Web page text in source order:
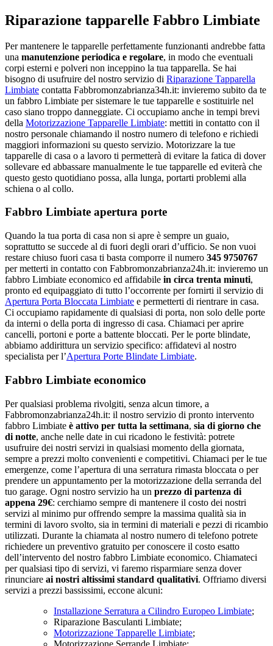
Riparazione tapparelle Fabbro Limbiate
Per mantenere le tapparelle perfettamente funzionanti andrebbe fatta
una manutenzione periodica e regolare, in modo che eventuali
corpi esterni e polveri non inceppino la tua tapparella. Se hai
bisogno di usufruire del nostro servizio di Riparazione Tapparella
Limbiate contatta Fabbromonzabrianza34h.it: invieremo subito da te
un fabbro Limbiate per sistemare le tue tapparelle e sostituirle nel
caso siano troppo danneggiate. Ci occupiamo anche in tempi brevi
della Motorizzazione Tapparelle Limbiate: mettiti in contatto con il
nostro personale chiamando il nostro numero di telefono e richiedi
maggiori informazioni su questo servizio. Motorizzare la tue
tapparelle di casa o a lavoro ti permetterà di evitare la fatica di dover
sollevare ed abbassare manualmente le tue tapparelle ed eviterà che
questo gesto quotidiano possa, alla lunga, portarti problemi alla
schiena o al collo.
Fabbro Limbiate apertura porte
Quando la tua porta di casa non si apre è sempre un guaio,
soprattutto se succede al di fuori degli orari d’ufficio. Se non vuoi
restare chiuso fuori casa ti basta comporre il numero 345 9750767
per metterti in contatto con Fabbromonzabrianza24h.it: invieremo un
fabbro Limbiate economico ed affidabile in circa trenta minuti,
pronto ed equipaggiato di tutto l’occorrente per fornirti il servizio di
Apertura Porta Bloccata Limbiate e permetterti di rientrare in casa.
Ci occupiamo rapidamente di qualsiasi di porta, non solo delle porte
da interni o della porta di ingresso di casa. Chiamaci per aprire
cancelli, portoni e porte a battente bloccati. Per le porte blindate,
abbiamo addirittura un servizio specifico: affidatevi al nostro
specialista per l’Apertura Porte Blindate Limbiate.
Fabbro Limbiate economico
Per qualsiasi problema rivolgiti, senza alcun timore, a
Fabbromonzabrianza24h.it: il nostro servizio di pronto intervento
fabbro Limbiate è attivo per tutta la settimana, sia di giorno che
di notte, anche nelle date in cui ricadono le festività: potrete
usufruire dei nostri servizi in qualsiasi momento della giornata,
sempre a prezzi molto convenienti e competitivi. Chiamaci per le tue
emergenze, come l’apertura di una serratura rimasta bloccata o per
prendere un appuntamento per la motorizzazione della serranda del
tuo garage. Ogni nostro servizio ha un prezzo di partenza di
appena 29€: cerchiamo sempre di mantenere il costo dei nostri
servizi al minimo pur offrendo sempre la massima qualità sia in
termini di lavoro svolto, sia in termini di materiali e pezzi di ricambio
utilizzati. Durante la chiamata al nostro numero di telefono potrete
richiedere un preventivo gratuito per conoscere il costo esatto
dell’intervento del nostro fabbro Limbiate economico. Chiamateci
per qualsiasi tipo di servizi, vi faremo risparmiare senza dover
rinunciare ai nostri altissimi standard qualitativi. Offriamo diversi
servizi a prezzi bassissimi, eccone alcuni:
Installazione Serratura a Cilindro Europeo Limbiate;
Riparazione Basculanti Limbiate;
Motorizzazione Tapparelle Limbiate;
Motorizzazione Serrande Limbiate;